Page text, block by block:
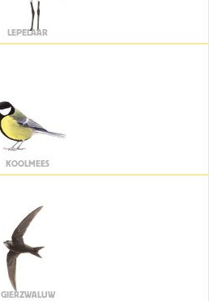
LEPELAAR
KOOLMEES
GIERZWALUW